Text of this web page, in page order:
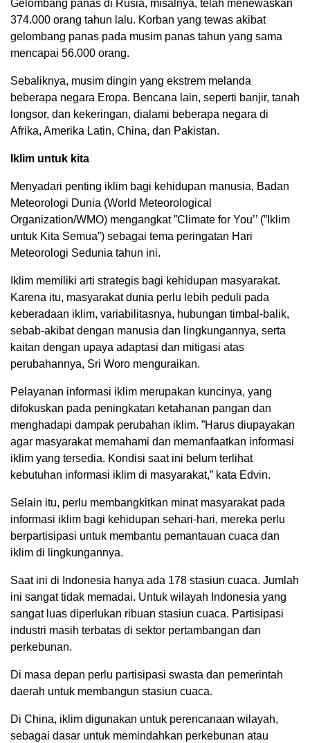
Gelombang panas di Rusia, misalnya, telah menewaskan
374.000 orang tahun lalu. Korban yang tewas akibat
gelombang panas pada musim panas tahun yang sama
mencapai 56.000 orang.
Sebaliknya, musim dingin yang ekstrem melanda
beberapa negara Eropa. Bencana lain, seperti banjir, tanah
longsor, dan kekeringan, dialami beberapa negara di
Afrika, Amerika Latin, China, dan Pakistan.
Iklim untuk kita
Menyadari penting iklim bagi kehidupan manusia, Badan
Meteorologi Dunia (World Meteorological
Organization/WMO) mengangkat ”Climate for You’’ (”Iklim
untuk Kita Semua”) sebagai tema peringatan Hari
Meteorologi Sedunia tahun ini.
Iklim memiliki arti strategis bagi kehidupan masyarakat.
Karena itu, masyarakat dunia perlu lebih peduli pada
keberadaan iklim, variabilitasnya, hubungan timbal-balik,
sebab-akibat dengan manusia dan lingkungannya, serta
kaitan dengan upaya adaptasi dan mitigasi atas
perubahannya, Sri Woro menguraikan.
Pelayanan informasi iklim merupakan kuncinya, yang
difokuskan pada peningkatan ketahanan pangan dan
menghadapi dampak perubahan iklim. ”Harus diupayakan
agar masyarakat memahami dan memanfaatkan informasi
iklim yang tersedia. Kondisi saat ini belum terlihat
kebutuhan informasi iklim di masyarakat,” kata Edvin.
Selain itu, perlu membangkitkan minat masyarakat pada
informasi iklim bagi kehidupan sehari-hari, mereka perlu
berpartisipasi untuk membantu pemantauan cuaca dan
iklim di lingkungannya.
Saat ini di Indonesia hanya ada 178 stasiun cuaca. Jumlah
ini sangat tidak memadai. Untuk wilayah Indonesia yang
sangat luas diperlukan ribuan stasiun cuaca. Partisipasi
industri masih terbatas di sektor pertambangan dan
perkebunan.
Di masa depan perlu partisipasi swasta dan pemerintah
daerah untuk membangun stasiun cuaca.
Di China, iklim digunakan untuk perencanaan wilayah,
sebagai dasar untuk memindahkan perkebunan atau